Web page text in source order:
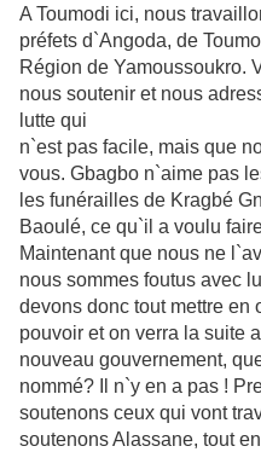
A Toumodi ici, nous
préfets d`Angoda, de
Région de Yamoussoukro.
nous soutenir et nous
lutte qui
n`est pas facile, mais que
vous. Gbagbo n`aime pas
les funérailles de Kragbé
Baoulé, ce qu`il a voulu
Maintenant que nous ne
nous sommes foutus avec
devons donc tout mettre
pouvoir et on verra la suite
nouveau gouvernement,
nommé? Il n`y en a pas !
soutenons ceux qui vont
soutenons Alassane, tout